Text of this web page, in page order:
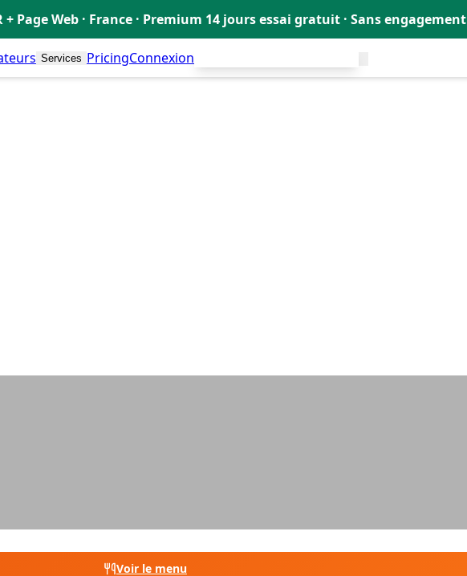
+ Page Web · France · Premium 14 jours essai gratuit · Sans engagement
Services PricingConnexion
Voir le menu